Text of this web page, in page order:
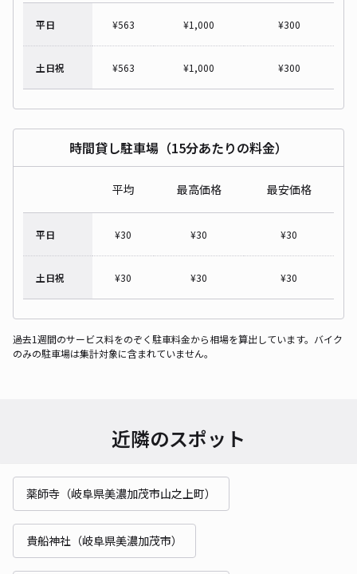
平日 ¥563 ¥1,000 ¥300
土日祝 ¥563 ¥1,000 ¥300
時間貸し駐車場（15分あたりの料金）
平均 最高価格 最安価格
平日 ¥30 ¥30 ¥30
土日祝 ¥30 ¥30 ¥30
過去1週間のサービス料をのぞく駐車料金から相場を算出しています。バイク
のみの駐車場は集計対象に含まれていません。
近隣のスポット
薬師寺（岐阜県美濃加茂市山之上町）
貴船神社（岐阜県美濃加茂市）